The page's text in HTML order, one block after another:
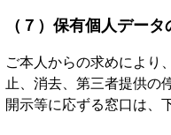
（７）保有個人デー
ご本人からの求めにより
止、消去、第三者提供の
開示等に応ずる窓口は、